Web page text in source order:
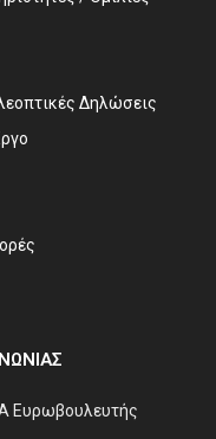
Δηλώσεις
Ευρωβουλευτής